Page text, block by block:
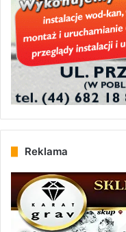
Reklama